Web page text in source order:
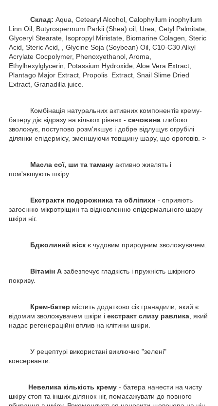
Склад: Aqua, Cetearyl Alcohol, Calophyllum inophyllum
Linn Oil, Butyrospermum Parkii (Shea) oil, Urea, Cetyl Palmitate,
Glyceryl Stearate, Isopropyl Miristate, Biomarine Colagen, Steric
Acid, Steric Acid, , Glycine Soja (Soybean) Oil, C10-C30 Alkyl
Acrylate Cocpolymer, Phenoxyethanol, Aroma,
Ethylhexylglycerin, Potassium Hydroxide, Aloe Vera Extract,
Plantago Major Extract, Propolis Extract, Snail Slime Dried
Extract, Granadilla juice.
Комбінація натуральних активних компонентів крему-
батеру діє відразу на кількох рівнях - сечовина глибоко
зволожує, поступово розм'якшує і добре відлущує огрубілі
ділянки епідермісу, зменшуючи товщину шару, що ороговів. >
Масла сої, ши та таману активно живлять і
пом'якшують шкіру.
Екстракти подорожника та обліпихи - сприяють
загоєнню мікротріщин та відновленню епідермального шару
шкіри ніг.
Бджолиний віск є чудовим природним зволожувачем.
Вітамін А забезпечує гладкість і пружність шкірного
покриву.
Крем-батер містить додатково сік гранадили, який є
відомим зволожувачем шкіри і екстракт слизу равлика, який
надає регенераційні вплив на клітини шкіри.
У рецептурі використані виключно "зелені"
консерванти.
Невелика кількість крему - батера нанести на чисту
шкіру стоп та інших ділянок ніг, помасажувати до повного